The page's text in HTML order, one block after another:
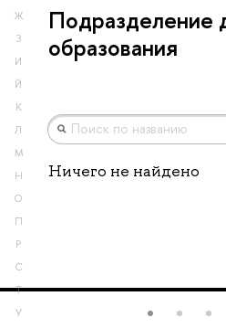
Ж
З
И
Й
К
Л
М
Н
О
П
Р
С
Т
У
Подразделение
образования
Ничего не найдено